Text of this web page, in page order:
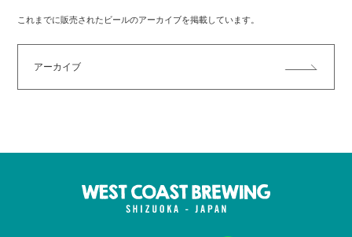
これまでに販売されたビールのアーカイブを掲載しています。
アーカイブ